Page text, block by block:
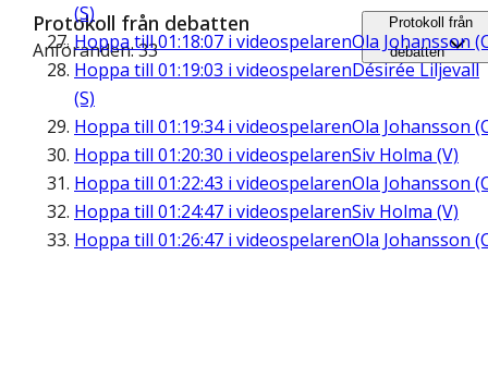
(S)
Hoppa till01:18:07 i videospelarenOla Johansson
Hoppa till 01:19:03 i videospelarenDésirée Liljevall
(S)
Hoppa till 01:19:34i videospelarenOla Johansson
Hoppa till 01:20:30 i videospelarenSiv Holma (V)
Hoppa till 01:22:43 i videospelarenOla Johansson
Hoppa till 01:24:47 i videospelarenSiv Holma (V)
Hoppa till 01:26:47 i videospelarenOla Johansson
Protokoll från debatten
Anföranden: 33
Protokoll från
debatten